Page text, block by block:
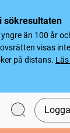
sökresultaten
än 100 år
visas
på distans.